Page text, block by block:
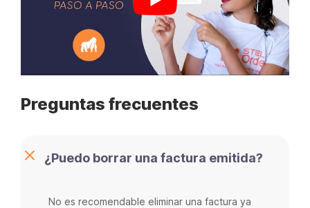
Preguntas frecuentes
¿Puedo borrar una factura emitida?
No es recomendable eliminar una factura ya